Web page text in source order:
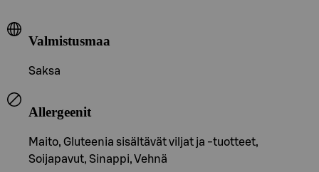
Valmistusmaa
Saksa
Allergeenit
Maito, Gluteenia sisältävät viljat ja -tuotteet,
Soijapavut, Sinappi, Vehnä